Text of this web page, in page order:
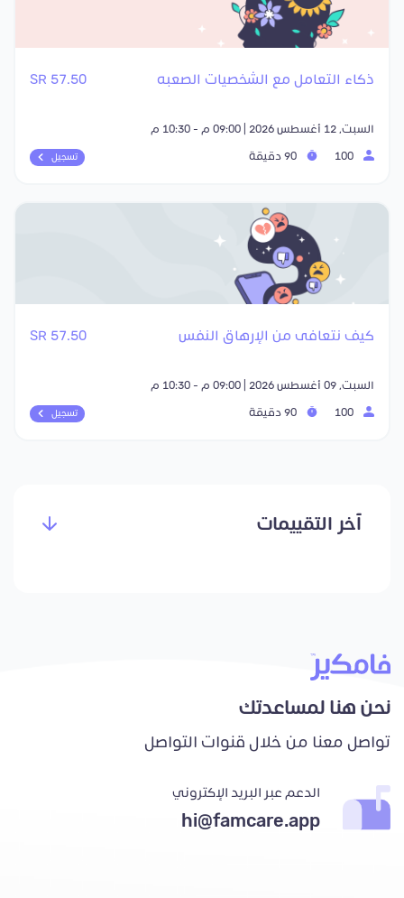
ذكاء التعامل مع الشخصيات الصعبه 57.50 SR
السبت, 12 أغسطس 2026 | 09:00 م - 10:30 م
تسجيل
كيف نتعافى من الإرهاق النفس 57.50 SR
السبت, 09 أغسطس 2026 | 09:00 م - 10:30 م
تسجيل
آخر التقييمات
نحن هنا لمساعدتك
تواصل معنا من خلال قنوات التواصل
الدعم عبر البريد الإكتروني
hi@famcare.app